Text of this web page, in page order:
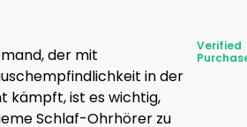
der mit
in der
kämpft, ist es wichtig,
Schlaf-Ohrhörer zu
Verified